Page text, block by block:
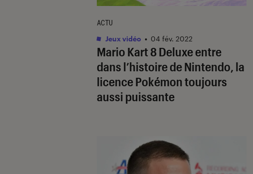
Mario Kart 8 Deluxeentre
dans l’histoire de Nintendo, la
licencePokémontoujours
aussi puissante
ACTU
Jeux vidéo • 04 fév. 2022